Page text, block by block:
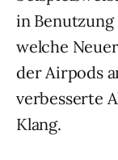
in Benutzung
welche
der Airpods
verbesserte
Klang.